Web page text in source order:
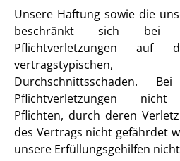
Unsere Haftung sowie die
beschränkt sich bei
Pflichtverletzungen auf
Durchschnittsschaden.
Pflichtverletzungen nicht
Pflichten, durch deren
des Vertrags nicht gefährdet
unsere Erfüllungsgehilfen